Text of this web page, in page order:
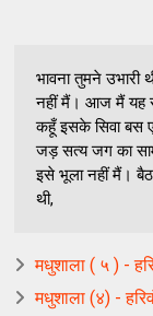
भावना तुमने उभारी
नहीं मैं। आज मैं यह
कहूँ इसके सिवा बस
जड़ सत्य जग का
इसे भूला नहीं मैं। बैठ
थी,
मधुशाला ( ५ ) -
मधुशाला (४) -